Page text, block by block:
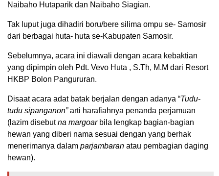
Naibaho Hutaparik dan Naibaho Siagian.
Tak luput juga dihadiri boru/bere silima ompu se- Samosir
dari berbagai huta- huta se-Kabupaten Samosir.
Sebelumnya, acara ini diawali dengan acara kebaktian
yang dipimpin oleh Pdt. Vevo Huta , S.Th, M.M dari Resort
HKBP Bolon Pangururan.
Disaat acara adat batak berjalan dengan adanya “Tudu-
tudu sipanganon”arti harafiahnya penanda perjamuan
(lazim disebutna margoarbila lengkap bagian-bagian
hewan yang diberi nama sesuai dengan yang berhak
menerimanya dalam parjambaran atau pembagian daging
hewan).